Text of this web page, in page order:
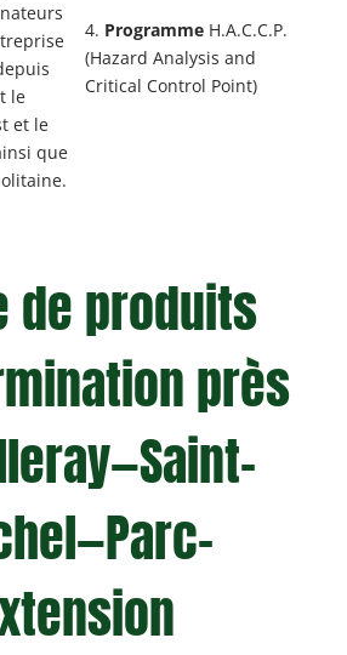
le
et le
que
4. ProgrammeH.A.C.C.P.
(Hazard Analysis and
Critical Control Point)
de produits
près